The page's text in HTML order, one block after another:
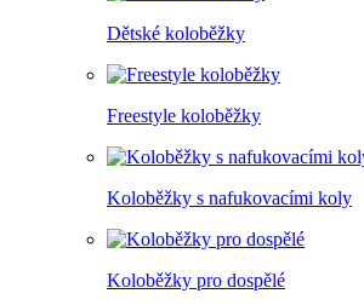
Dětské koloběžky
Freestyle koloběžky
Koloběžky s nafukovacími koly
Koloběžky pro dospělé